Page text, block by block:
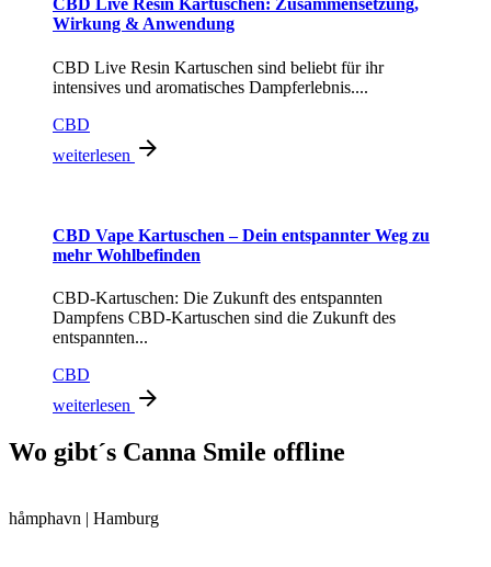
CBD Live Resin Kartuschen: Zusammensetzung,
Wirkung & Anwendung
CBD Live Resin Kartuschen sind beliebt für ihr
intensives und aromatisches Dampferlebnis....
CBD
weiterlesen
CBD Vape Kartuschen – Dein entspannter Weg zu
mehr Wohlbefinden
CBD-Kartuschen: Die Zukunft des entspannten
Dampfens CBD-Kartuschen sind die Zukunft des
entspannten...
CBD
weiterlesen
Wo gibt´s Canna Smile offline
håmphavn | Hamburg